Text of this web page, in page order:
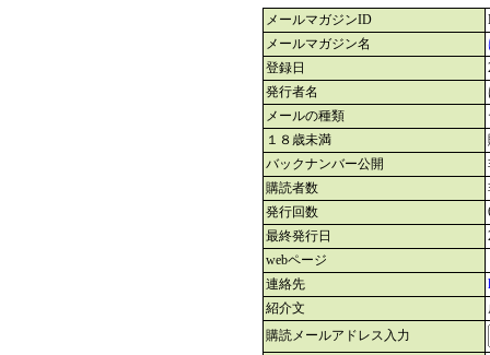
メールマガジンID
メールマガジン名
登録日
発行者名
メールの種類
１８歳未満
バックナンバー公開
購読者数
発行回数
最終発行日
webページ
連絡先
紹介文
購読メールアドレス入力